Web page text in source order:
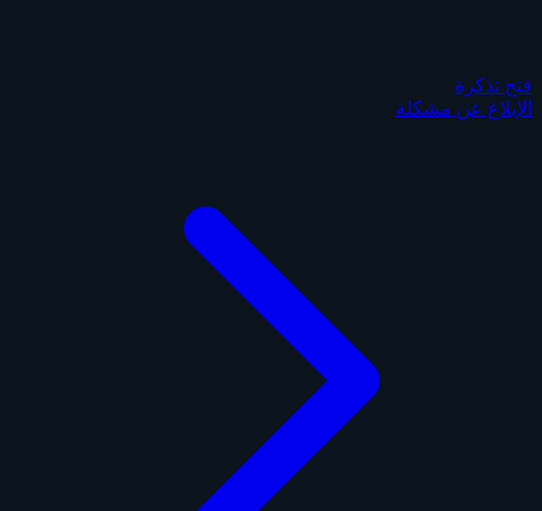
فتح تذكرة
الإبلاغ عن مشكلة